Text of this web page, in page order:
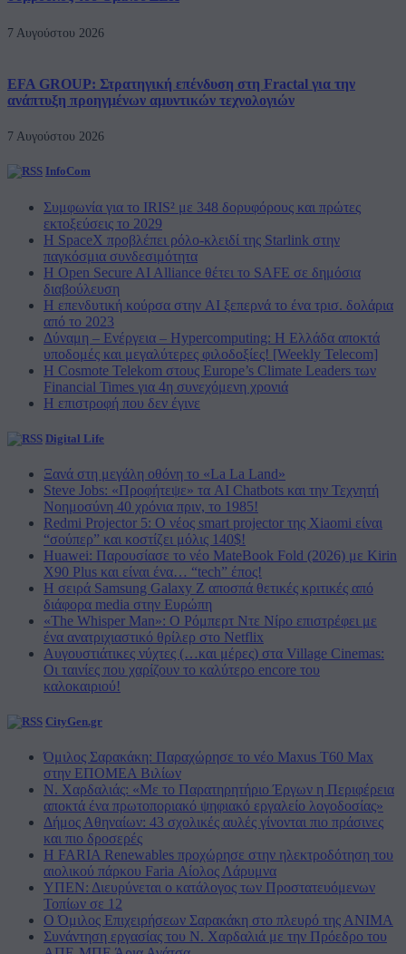
7 Αυγούστου 2026
EFA GROUP: Στρατηγική επένδυση στη Fractal για την
ανάπτυξη προηγμένων αμυντικών τεχνολογιών
7 Αυγούστου 2026
InfoCom
Συμφωνία για το IRIS² με 348 δορυφόρους και πρώτες
εκτοξεύσεις το 2029
Η SpaceX προβλέπει ρόλο-κλειδί της Starlink στην
παγκόσμια συνδεσιμότητα
Η Open Secure AI Alliance θέτει το SAFE σε δημόσια
διαβούλευση
Η επενδυτική κούρσα στην AI ξεπερνά το ένα τρισ. δολάρια
από το 2023
Δύναμη – Ενέργεια – Ηypercomputing: Η Ελλάδα αποκτά
υποδομές και μεγαλύτερες φιλοδοξίες! [Weekly Telecom]
Η Cosmote Telekom στους Europe’s Climate Leaders των
Financial Times για 4η συνεχόμενη χρονιά
Η επιστροφή που δεν έγινε
Digital Life
Ξανά στη μεγάλη οθόνη το «La La Land»
Steve Jobs: «Προφήτεψε» τα AI Chatbots και την Τεχνητή
Νοημοσύνη 40 χρόνια πριν, το 1985!
Redmi Projector 5: Ο νέος smart projector της Xiaomi είναι
“σούπερ” και κοστίζει μόλις 140$!
Huawei: Παρουσίασε το νέο MateBook Fold (2026) με Kirin
X90 Plus και είναι ένα… “tech” έπος!
Η σειρά Samsung Galaxy Z αποσπά θετικές κριτικές από
διάφορα media στην Ευρώπη
«The Whisper Man»: Ο Ρόμπερτ Ντε Νίρο επιστρέφει με
ένα ανατριχιαστικό θρίλερ στο Netflix
Αυγουστιάτικες νύχτες (…και μέρες) στα Village Cinemas:
Οι ταινίες που χαρίζουν το καλύτερο encore του
καλοκαιριού!
CityGen.gr
Όμιλος Σαρακάκη: Παραχώρησε το νέο Maxus T60 Max
στην ΕΠΟΜΕΑ Βιλίων
Ν. Χαρδαλιάς: «Με το Παρατηρητήριο Έργων η Περιφέρεια
αποκτά ένα πρωτοποριακό ψηφιακό εργαλείο λογοδοσίας»
Δήμος Αθηναίων: 43 σχολικές αυλές γίνονται πιο πράσινες
και πιο δροσερές
Η FARIA Renewables προχώρησε στην ηλεκτροδότηση του
αιολικού πάρκου Faria Αίολος Λάρυμνα
ΥΠΕΝ: Διευρύνεται ο κατάλογος των Προστατευόμενων
Τοπίων σε 12
O Όμιλος Επιχειρήσεων Σαρακάκη στο πλευρό της ΑΝΙΜΑ
Συνάντηση εργασίας του Ν. Χαρδαλιά με την Πρόεδρο του